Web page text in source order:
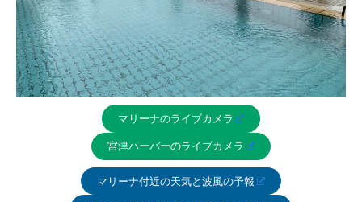
マリーナのライブカメラ
宮津ハーバーのライブカメラ
マリーナ付近の天気と波風の予報